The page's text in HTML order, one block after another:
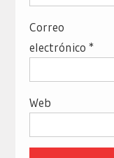
Correo
electrónico *
Web